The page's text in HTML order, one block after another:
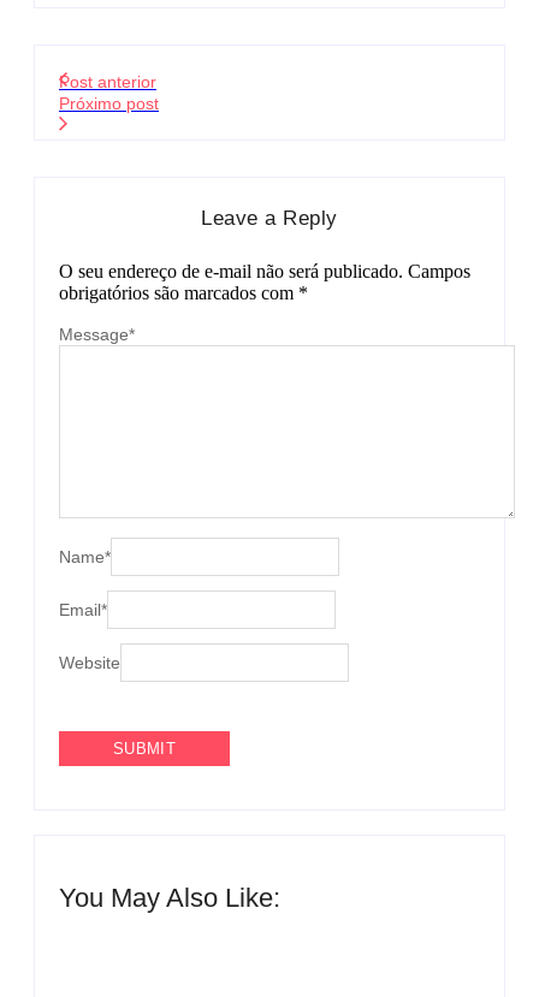
Post anterior
Próximo post
Leave a Reply
O seu endereço de e-mail não será publicado. Campos
obrigatórios são marcados com *
Message*
Name*
Email*
Website
You May Also Like: